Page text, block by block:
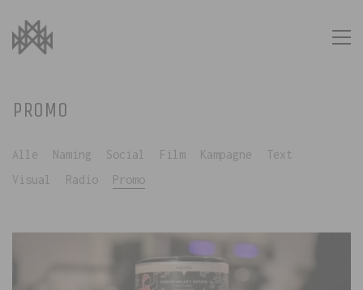
PROMO
Alle Naming Social Film Kampagne
Text
Visual
Radio Promo